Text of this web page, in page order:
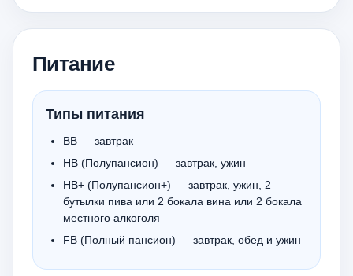
Питание
Типы питания
BB — завтрак
HB (Полупансион) — завтрак, ужин
HB+ (Полупансион+) — завтрак, ужин, 2
бутылки пива или 2 бокала вина или 2 бокала
местного алкоголя
FB (Полный пансион) — завтрак, обед и ужин